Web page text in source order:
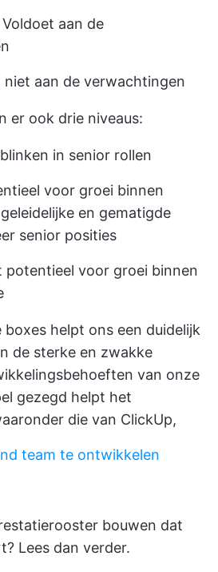
Voldoet aan de
niet aan de verwachtingen
er ook drie niveaus:
in senior rollen
voor groei binnen
en gematigde
senior posities
potentieel voor groei binnen
boxes helpt ons een duidelijk
de sterke en zwakke
van onze
gezegd helpt het
die van ClickUp,
team te ontwikkelen
bouwen dat
Lees dan verder.